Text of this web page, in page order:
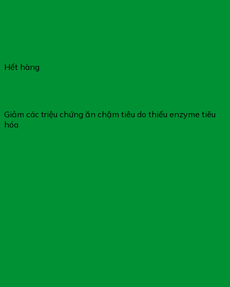
Hết hàng
Giảm các triệu chứng ăn chậm tiêu do thiếu enzyme tiêu
hóa